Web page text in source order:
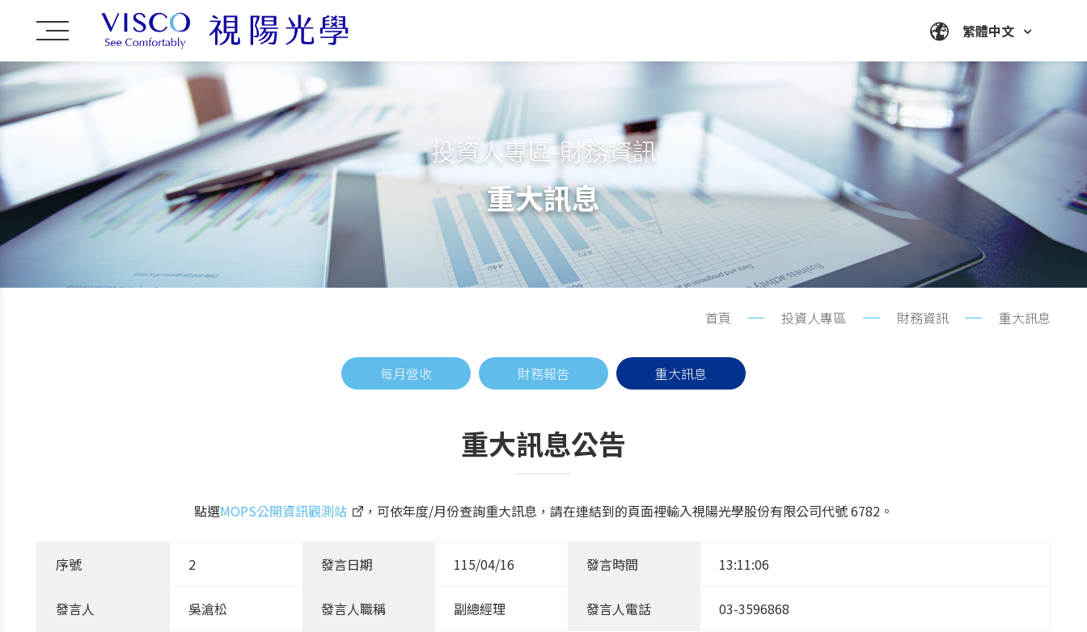
繁體中文
投資人專區-財務資訊
重大訊息
首頁 投資人專區 財務資訊 重大訊息
每月營收 財務報告 重大訊息
重大訊息公告
點選MOPS公開資訊觀測站 ，可依年度/月份查詢重大訊息，請在連結到的頁面裡輸入視陽光學股份有限公司代號 6782。
序號 2 發言日期 115/04/16 發言時間 13:11:06
發言人 吳滄松 發言人職稱 副總經理 發言人電話 03-3596868